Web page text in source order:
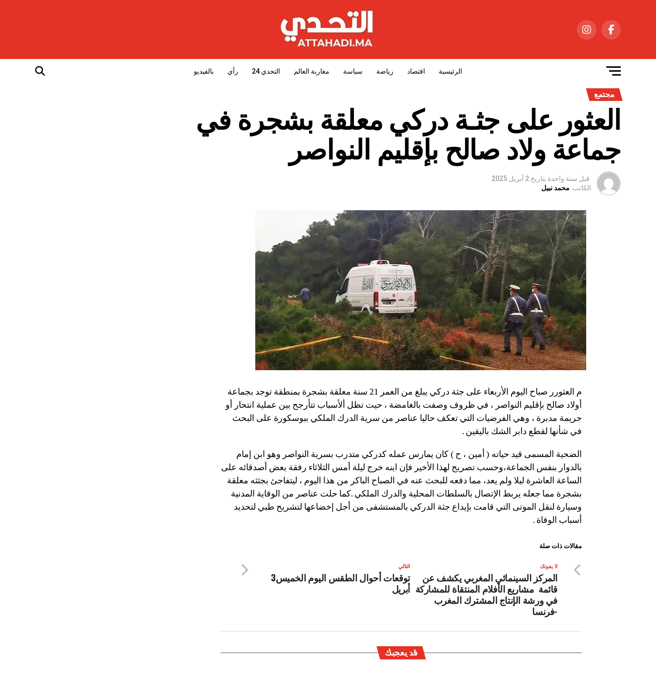
الرئيسية اقتصاد رياضة سياسة مغاربة العالم التحدي 24 رأي بالفيديو
مجتمع
العثور على جثـة دركي معلقة بشجرة في
جماعة ولاد صالح بإقليم النواصر
قبل سنة واحدة بتاريخ 2 أبريل 2025
الكاتب: محمد نبيل
م العثورر صباح اليوم الأربعاء على جثة دركي يبلغ من العمر 21 سنة معلقة بشجرة بمنطقة توجد بجماعة
أولاد صالح بإقليم النواصر ، في ظروف وصفت بالغامضة ، حيت تظل ألأسباب تتأرجح بين عملية انتحار أو
جريمة مدبرة ، وهي الفرضيات التي تعكف حاليا عناصر من سرية الدرك الملكي ببوسكورة على البحث
في شأنها لقطع دابر الشك باليقين .
الضحية المسمى قيد حياته ( أمين ، ح ) كان يمارس عمله كدركي متدرب بسرية النواصر وهو ابن إمام
بالدوار بنفس الجماعة،وحسب تصريح لهذا الأخير فإن ابنه خرج ليلة أمس الثلاثاء رفقة بعض أصدقائه على
الساعة العاشرة ليلا ولم يعد، مما دفعه للبحث عنه في الصباح الباكر من هذا اليوم ، ليتفاجئ بجثثه معلقة
بشجرة مما جعله يربط الإتصال بالسلطات المحلية والدرك الملكي .كما حلت عناصر من الوقاية المدنية
وسيارة لنقل الموتى التي قامت بإيداع جثة الدركي بالمستشفى من أجل إخضاعها لتشريح طبي لتحديد
أسباب الوفاة .
مقالات ذات صلة
التالي
توقعات أحوال الطقس اليوم الخميس3
أبريل
لا يفوتك
المركز السينمائي المغربي يكشف عن
قائمة مشاريع الأفلام المنتقاة للمشاركة
في ورشة الإنتاج المشترك المغرب
-فرنسا
قد يعجبك